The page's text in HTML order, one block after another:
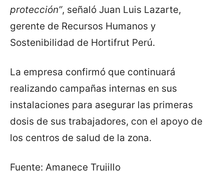
protección”, señaló Juan Luis Lazarte,
gerente de Recursos Humanos y
Sostenibilidad de Hortifrut Perú.
La empresa confirmó que continuará
realizando campañas internas en sus
instalaciones para asegurar las primeras
dosis de sus trabajadores, con el apoyo de
los centros de salud de la zona.
Fuente: Amanece Trujillo